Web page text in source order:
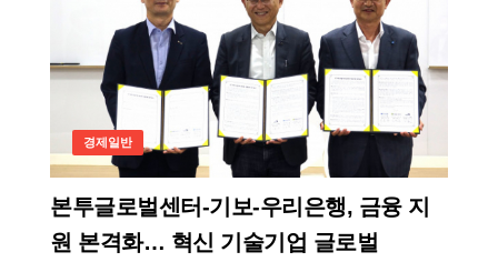
경제일반
본투글로벌센터-기보-우리은행, 금융 지
원 본격화… 혁신 기술기업 글로벌